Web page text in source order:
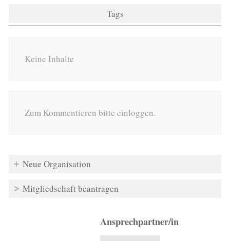
Tags
Keine Inhalte
Zum Kommentieren bitte einloggen.
Neue Organisation
Mitgliedschaft beantragen
Ansprechpartner/in